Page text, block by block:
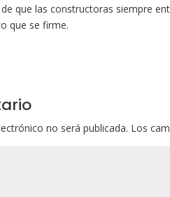
que las constructoras siempre
que se firme.
no será publicada. Los